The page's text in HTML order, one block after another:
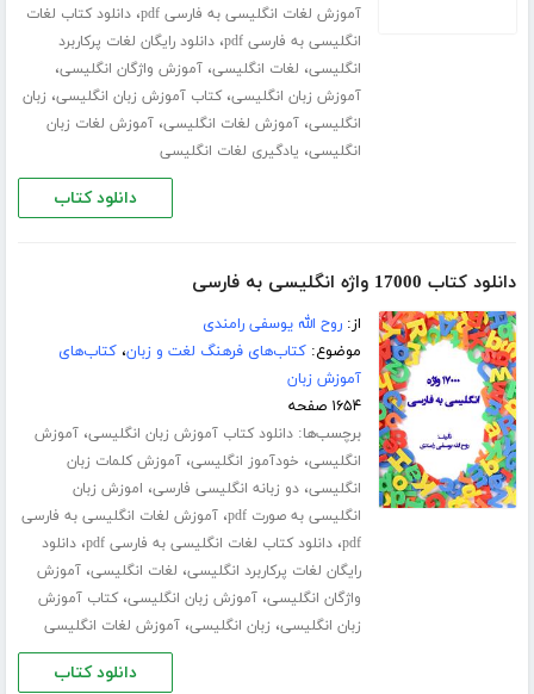
آموزش لغات انگلیسی به فارسی pdf ،دانلود کتاب لغات
انگلیسی به فارسی pdf
،دانلود رایگان لغات پرکاربرد
انگلیسی، لغات انگلیسی،آموزش واژگان انگلیسی،
آموزش زبان انگلیسی،کتاب آموزش زبان انگلیسی، زبان
انگلیسی،آموزش لغات انگلیسی،آموزش لغات زبان
انگلیسی، یادگیری لغات انگلیسی
دانلود کتاب
دانلود کتاب 17000 واژه انگلیسی به فارسی
از:روح الله یوسفی رامندی
موضوع:کتاب‌های فرهنگ لغت و زبان،کتاب‌های
آموزش زبان
۱۶۵۴ صفحه
برچسب‌ها:دانلود کتاب آموزش زبان انگلیسی،آموزش
انگلیسی، خودآموز انگلیسی،آموزش کلمات زبان
انگلیسی،دو زبانه انگلیسی فارسی، اموزش زبان
انگلیسی به صورت pdf
،آموزش لغات انگلیسی به فارسی
pdf،دانلود کتاب لغات انگلیسی به فارسی pdf ،دانلود
رایگان لغات پرکاربرد انگلیسی، لغات انگلیسی،آموزش
واژگان انگلیسی،آموزش زبان انگلیسی،کتاب آموزش
زبان انگلیسی، زبان انگلیسی،آموزش لغات انگلیسی
دانلود کتاب